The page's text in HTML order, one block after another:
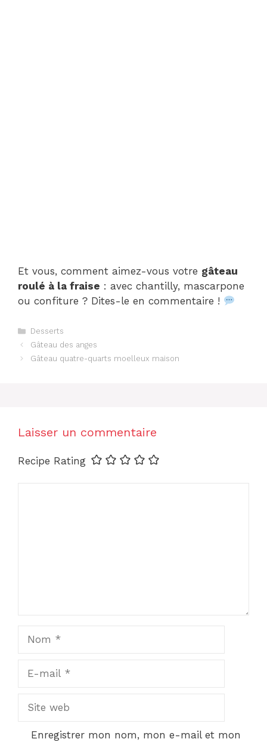
Et vous, comment aimez-vous votre gâteau
roulé à la fraise : avec chantilly, mascarpone
ou confiture ? Dites-le en commentaire !
Catégories
Desserts
Gâteau des anges
Gâteau quatre-quarts moelleux maison
Laisser un commentaire
Recipe Rating
Site
Enregistrer mon nom, mon e-mail et mon